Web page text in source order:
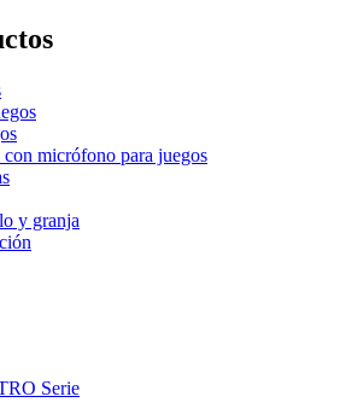
micrófono para juegos
y granja
Serie